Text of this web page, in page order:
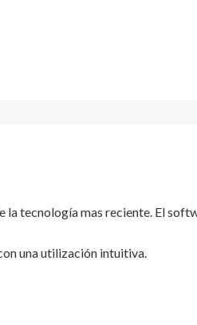
tecnología mas reciente. El
una utilización intuitiva.